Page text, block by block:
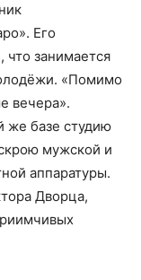
Его
что занимается
«Помимо
вечера».
же базе студию
мужской и
аппаратуры.
Дворца,